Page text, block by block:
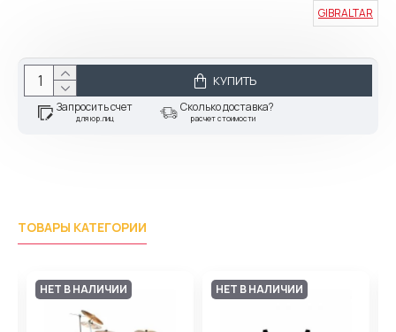
GIBRALTAR
КУПИТЬ
Запросить счет
для юр.лиц
Сколько доставка?
расчет стоимости
ТОВАРЫ КАТЕГОРИИ
НЕТ В НАЛИЧИИ НЕТ В НАЛИЧИИ